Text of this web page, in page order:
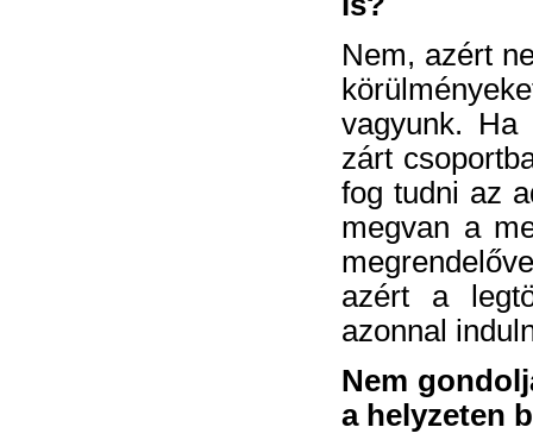
Nem, azért
vagyunk. Ha
zárt
fog tudni az
megvan a
azért a
azonnal
Nem
a helyzeten